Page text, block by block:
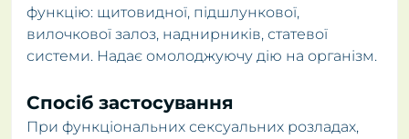
функцію: щитовидної, підшлункової,
вилочкової залоз, наднирників, статевої
системи. Надає омолоджуючу дію на організм.
Спосіб застосування
При функціональних сексуальних розладах,